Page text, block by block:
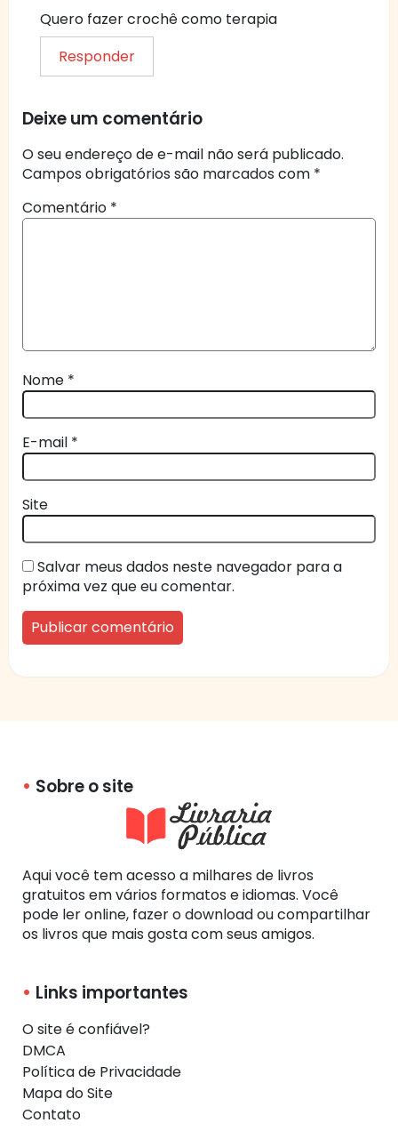
Quero fazer crochê como terapia
Responder
Deixe um comentário
O seu endereço de e-mail não será publicado.
Campos obrigatórios são marcados com *
Comentário *
Nome *
E-mail *
Site
Salvar meus dados neste navegador para a
próxima vez que eu comentar.
Sobre o site
Aqui você tem acesso a milhares de livros
gratuitos em vários formatos e idiomas. Você
pode ler online, fazer o download ou compartilhar
os livros que mais gosta com seus amigos.
Links importantes
O site é confiável?
DMCA
Política de Privacidade
Mapa do Site
Contato